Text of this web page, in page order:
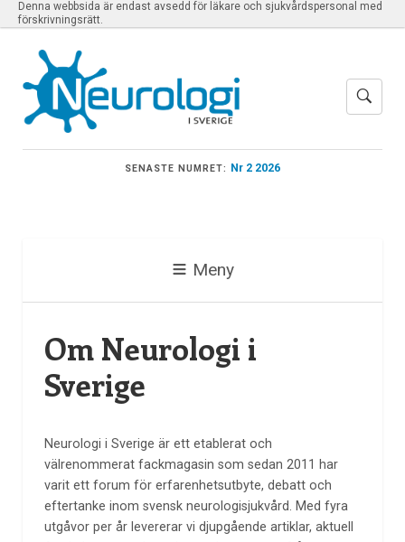
Denna webbsida är endast avsedd för läkare och sjukvårdspersonal med
förskrivningsrätt.
SENASTE NUMRET: Nr 2 2026
Meny
Om Neurologi i
Sverige
Neurologi i Sverige är ett etablerat och
välrenommerat fackmagasin som sedan 2011 har
varit ett forum för erfarenhetsutbyte, debatt och
eftertanke inom svensk neurologisjukvård. Med fyra
utgåvor per år levererar vi djupgående artiklar, aktuell